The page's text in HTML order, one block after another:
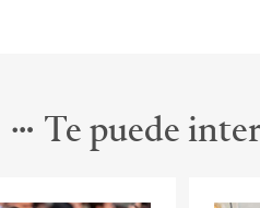
Te puede